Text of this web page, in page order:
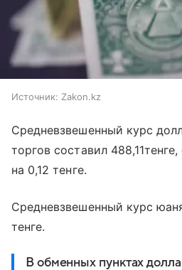
Источник: Zakon.kz
Средневзвешенный курс
торгов составил
на 0,12 тенге.
Средневзвешенный курс
тенге.
В обменных пунктах